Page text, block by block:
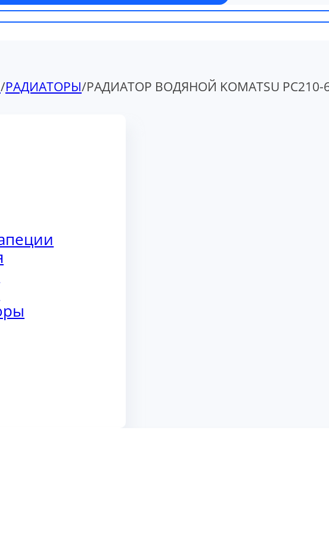
/РАДИАТОРЫ/РАДИАТОР ВОДЯНОЙ KOMATSU PC210-